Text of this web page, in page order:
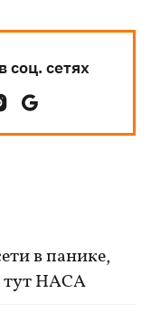
соц. сетях
в панике,
тут НАСА